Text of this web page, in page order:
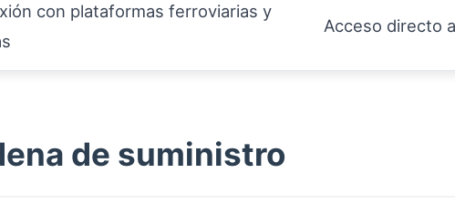
con plataformas ferroviarias y
Acceso directo
de suministro